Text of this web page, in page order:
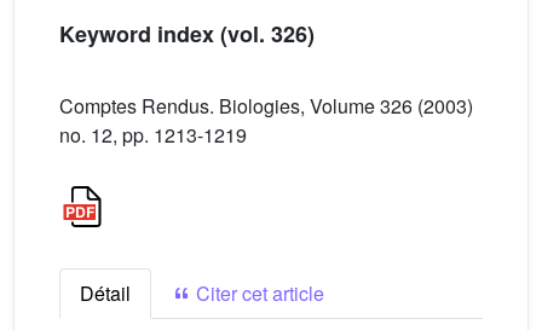
Keyword index (vol. 326)
Comptes Rendus. Biologies, Volume 326 (2003)
no. 12, pp. 1213-1219
Détail
Citer cet article